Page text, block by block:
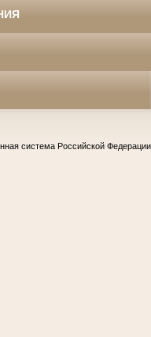
система Российской